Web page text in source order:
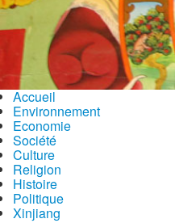
Accueil
Environnement
Economie
Société
Culture
Religion
Histoire
Politique
Xinjiang